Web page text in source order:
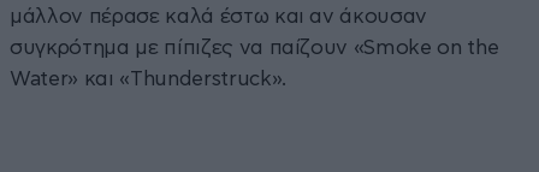
μάλλον πέρασε καλά έστω και αν άκουσαν
συγκρότημα με πίπιζες να παίζουν «Smoke on the
Water» και «Thunderstruck».